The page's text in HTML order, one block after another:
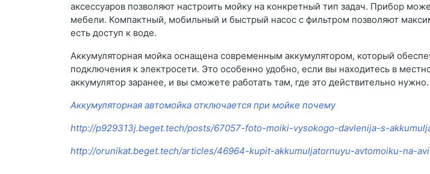
аксессуаров позволяют настроить мойку на конкретный тип задач. Прибор
мебели. Компактный, мобильный и быстрый насос с фильтром позволяют
есть доступ к воде.
Аккумуляторная мойка оснащена современным аккумулятором, который
подключения к электросети. Это особенно удобно, если вы находитесь в
аккумулятор заранее, и вы сможете работать там, где это действительно нужно.
Аккумуляторная автомойка отключается при мойке почему
http://p929313j.beget.tech/posts/67057-foto-moiki-vysokogo-davlenija-s-
http://orunikat.beget.tech/articles/46964-kupit-akkumuljatornuyu-avtomoiku-na-